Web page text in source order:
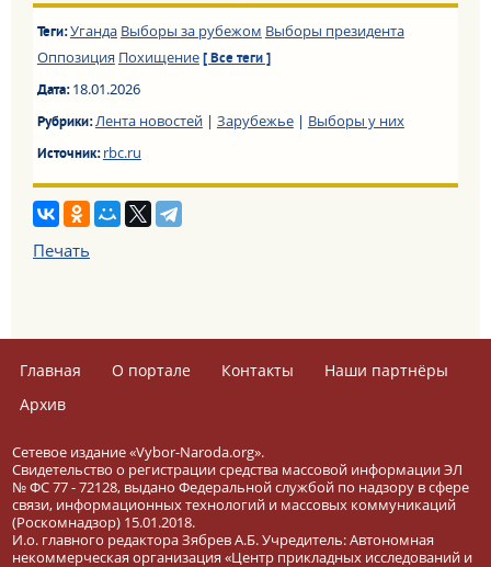
Теги:Уганда Выборы за рубежом Выборы президента
Оппозиция Похищение [ Все теги ]
Дата:18.01.2026
Рубрики:Лента новостей| Зарубежье| Выборы у них
Источник:rbc.ru
Печать
Главная О портале Контакты
Наши партнёры
Архив
Сетевое издание «Vybor-Naroda.org».
Свидетельство о регистрации средства массовой информации ЭЛ
№ ФС 77 - 72128, выдано Федеральной службой по надзору в сфере
связи, информационных технологий и массовых коммуникаций
(Роскомнадзор) 15.01.2018.
И.о. главного редактора Зябрев А.Б. Учредитель: Автономная
некоммерческая организация «Центр прикладных исследований и